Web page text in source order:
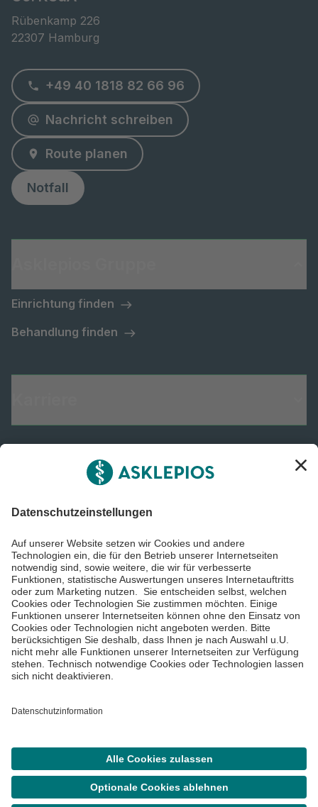
Rübenkamp 226
22307 Hamburg
+49 40 1818 82 66 96
Nachricht schreiben
Route planen
Notfall
Einrichtung finden
Behandlung finden
Informiert bleiben
Impressum
Datenschutzinformationen
Barrierefreiheit
©Asklepios Kliniken GmbH & Co. KGaA 2026